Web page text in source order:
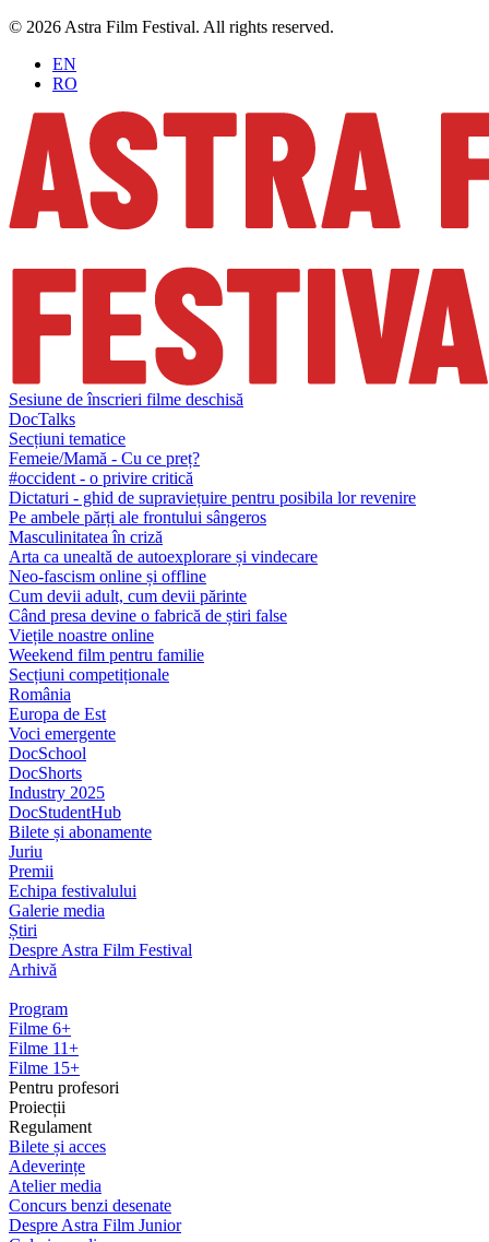
© 2026 Astra Film Festival. All rights reserved.
EN
RO
Sesiune de înscrieri filme deschisă
DocTalks
Secțiuni tematice
Femeie/Mamă - Cu ce preț?
#occident - o privire critică
Dictaturi - ghid de supraviețuire pentru posibila lor revenire
Pe ambele părți ale frontului sângeros
Masculinitatea în criză
Arta ca unealtă de autoexplorare și vindecare
Neo-fascism online și offline
Cum devii adult, cum devii părinte
Când presa devine o fabrică de știri false
Viețile noastre online
Weekend film pentru familie
Secțiuni competiționale
România
Europa de Est
Voci emergente
DocSchool
DocShorts
Industry 2025
DocStudentHub
Bilete și abonamente
Juriu
Premii
Echipa festivalului
Galerie media
Știri
Despre Astra Film Festival
Arhivă
Program
Filme 6+
Filme 11+
Filme 15+
Pentru profesori
Proiecții
Regulament
Bilete și acces
Adeverințe
Atelier media
Concurs benzi desenate
Despre Astra Film Junior